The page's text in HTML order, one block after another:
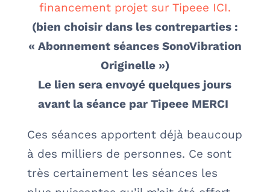
financement projet sur Tipeee ICI.
(bien choisir dans les contreparties :
« Abonnement séances SonoVibration
Originelle »)
Le lien sera envoyé quelques jours
avant la séance par Tipeee MERCI
Ces séances apportent déjà beaucoup
à des milliers de personnes. Ce sont
très certainement les séances les